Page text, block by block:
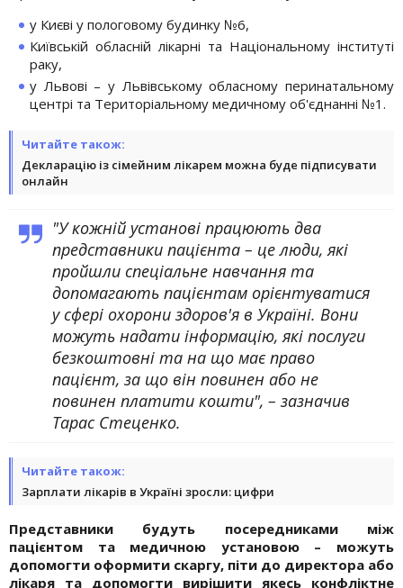
у Києві у пологовому будинку №6,
Київській обласній лікарні та Національному інституті
раку,
у Львові – у Львівському обласному перинатальному
центрі та Територіальному медичному об'єднанні №1.
Читайте також:
Декларацію із сімейним лікарем можна буде підписувати
онлайн
"У кожній установі працюють два
представники пацієнта – це люди, які
пройшли спеціальне навчання та
допомагають пацієнтам орієнтуватися
у сфері охорони здоров'я в Україні. Вони
можуть надати інформацію, які послуги
безкоштовні та на що має право
пацієнт, за що він повинен або не
повинен платити кошти", – зазначив
Тарас Стеценко.
Читайте також:
Зарплати лікарів в Україні зросли: цифри
Представники будуть посередниками між
пацієнтом та медичною установою – можуть
допомогти оформити скаргу, піти до директора або
лікаря та допомогти вирішити якесь конфліктне